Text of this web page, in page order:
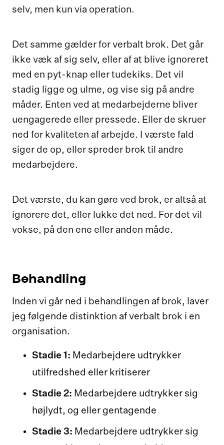
selv, men kun via operation.
Det samme gælder for verbalt brok. Det går
ikke væk af sig selv, eller af at blive ignoreret
med en pyt-knap eller tudekiks. Det vil
stadig ligge og ulme, og vise sig på andre
måder. Enten ved at medarbejderne bliver
uengagerede eller pressede. Eller de skruer
ned for kvaliteten af arbejde. I værste fald
siger de op, eller spreder brok til andre
medarbejdere.
Det værste, du kan gøre ved brok, er altså at
ignorere det, eller lukke det ned. For det vil
vokse, på den ene eller anden måde.
Behandling
Inden vi går ned i behandlingen af brok, laver
jeg følgende distinktion af verbalt brok i en
organisation.
Stadie 1: Medarbejdere udtrykker
utilfredshed eller kritiserer
Stadie 2: Medarbejdere udtrykker sig
højlydt, og eller gentagende
Stadie 3: Medarbejdere udtrykker sig